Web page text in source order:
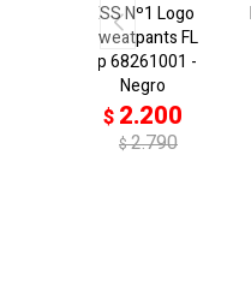
ESS Nº1 Logo
Sweatpants FL
op 68261001 -
Negro
$ 2.200
$2.790